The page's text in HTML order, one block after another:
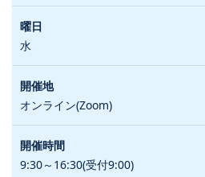
水
オンライン(Zoom)
9:30～16:30(受付9:00)